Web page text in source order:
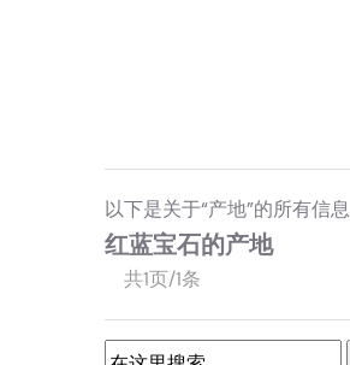
以下是关于“产地”的所有信息
红蓝宝石的产地
共1页/1条